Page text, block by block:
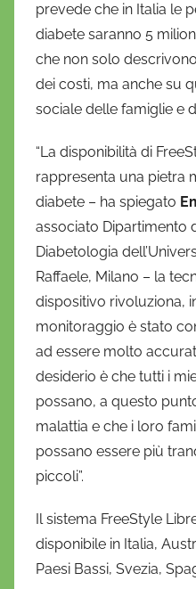
prevede che in Italia le
diabete saranno 5
che non solo
dei costi, ma anche su
sociale delle famiglie e
“La disponibilità di
rappresenta una pietra
diabete – ha spiegato
associato Dipartimento
Diabetologia
Raffaele, Milano – la
dispositivo rivoluziona,
monitoraggio è stato
ad essere molto
desiderio è che tutti i
possano, a questo
malattia e che i loro
possano essere più
piccoli”.
Il sistema FreeStyle
disponibile in Italia,
Paesi Bassi, Svezia,